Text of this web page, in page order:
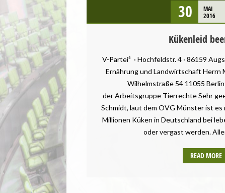
30
MAI
2016
Kükenleid
V-Partei³ · Hochfeldstr. 4 · 86159
Ernährung und Landwirtschaft Herrn
Wilhelmstraße 54 11055
der Arbeitsgruppe Tierrechte Sehr
Schmidt, laut dem OVG Münster ist es
Millionen Küken in Deutschland bei
oder vergast werden.
READ MORE